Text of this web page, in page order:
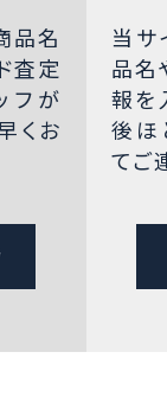
品名
査定
フが
くお
当サ
品名
報を
後ほ
てご